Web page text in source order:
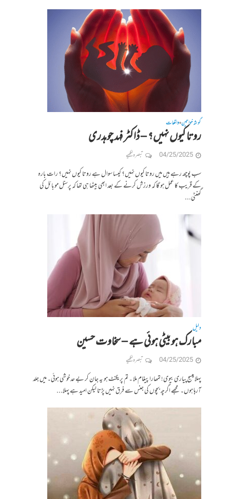
گوشہ خواتین•واقعات
روتا کیوں نہیں؟ – ڈاکٹر فہد چوہدری
04/25/2025 تبصرہ لکھیے
سب پوچھ رہے ہیں میں روتا کیوں نہیں؟ کیسا سوال ہے روتا کیوں نہیں؟ رات بارہ
کے قریب کا عمل ہو گا کہ ورزش کرنے کے بعد ابھی بیٹھا ہی تھا کہ پرسنل موبائل کی
گھنٹی...
دلیل
مبارک ہو بیٹی ہوئی ہے – سخاوت حسین
04/25/2025 تبصرہ لکھیے
پہلا میسج پیاری بیوی ! تمھارا پیغام ملا ۔ تم پریگنٹ ہو یہ جان کر بے حد خوشی ہوئی۔ میں جلد
آرہا ہوں۔ مجھے اگرچہ بچوں کی جنس سے فرق نہیں پڑتا لیکن امید ہے پہلا...